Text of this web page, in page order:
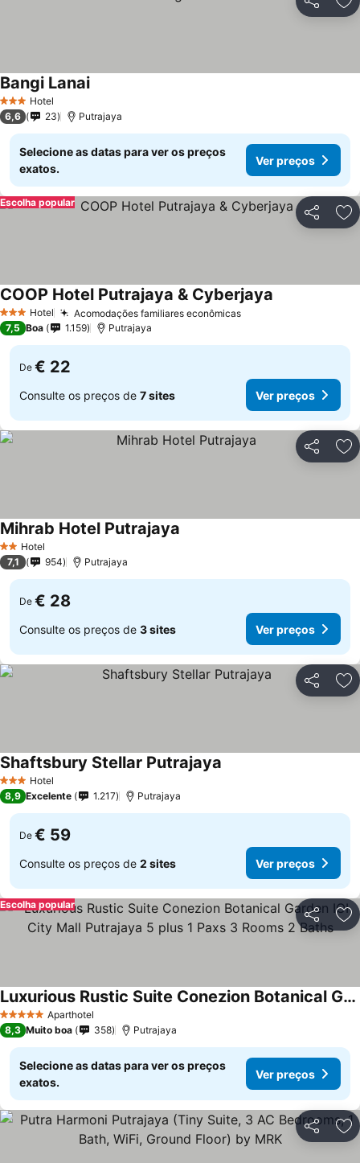
Partilhar
3 EstrelasHotel
Bangi LanaiVer preços
6,6 23 Putrajaya
Selecione as datas para ver os preços
exatos.
Ver preços
Partilhar
Escolha popular
3 EstrelasHotel Acomodações familiares econômicasVer preços
COOP Hotel Putrajaya & Cyberjaya
7,5 Boa 1.159 Putrajaya
De € 22
Consulte os preços de 7 sites Ver preços
Partilhar
2 Estrelas
Hotel
Mihrab Hotel Putrajaya
7,1 954 Putrajaya
De € 28
Consulte os preços de 3 sites Ver preços
Partilhar
3 EstrelasHotel
Shaftsbury Stellar Putrajaya
8,9 Excelente 1.217 Putrajaya
De € 59
Consulte os preços de 2 sites Ver preços
Partilhar
Escolha popular
5 Estrelas Aparthotel
Luxurious Rustic Suite Conezion Botanical Garden IOI City Mall Putrajaya 5 plus 1 Paxs 3 Rooms 2 Baths
Ver preços
8,3 Muito boa 358 Putrajaya
Selecione as datas para ver os preços
exatos.
Ver preços
Partilhar